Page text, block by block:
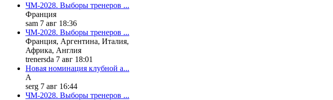
ЧМ-2028. Выборы тренеров ...
Франция
sam 7 авг 18:36
ЧМ-2028. Выборы тренеров ...
Франция, Аргентина, Италия,
Африка, Англия
trenersda 7 авг 18:01
Новая номинация клубной а...
А
serg 7 авг 16:44
ЧМ-2028. Выборы тренеров ...